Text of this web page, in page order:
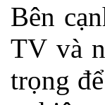
Bên
TV và
trọng